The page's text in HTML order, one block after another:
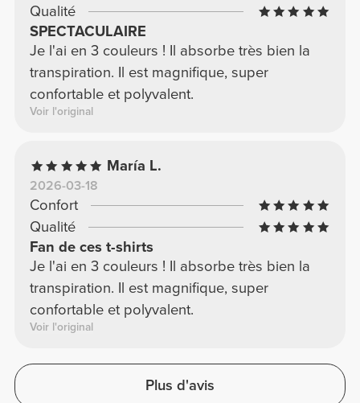
Qualité
SPECTACULAIRE
Je l'ai en 3 couleurs ! Il absorbe très bien la
transpiration. Il est magnifique, super
confortable et polyvalent.
Voir l'original
María L.
2026-03-18
Confort
Qualité
Fan de ces t-shirts
Je l'ai en 3 couleurs ! Il absorbe très bien la
transpiration. Il est magnifique, super
confortable et polyvalent.
Voir l'original
Plus d'avis